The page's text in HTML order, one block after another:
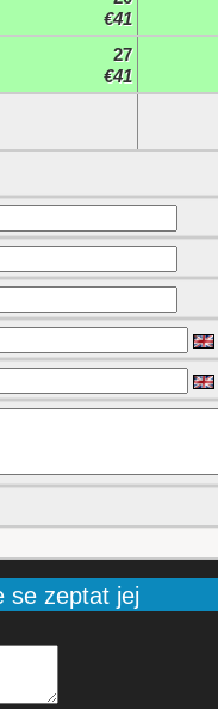
€41
27
€41
se zeptat jej